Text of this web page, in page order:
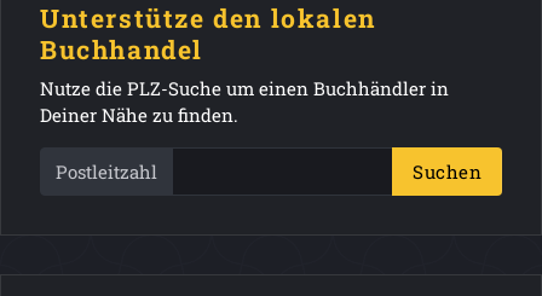
Unterstütze den lokalen
Buchhandel
Nutze die PLZ-Suche um einen Buchhändler in
Deiner Nähe zu finden.
Postleitzahl Suchen